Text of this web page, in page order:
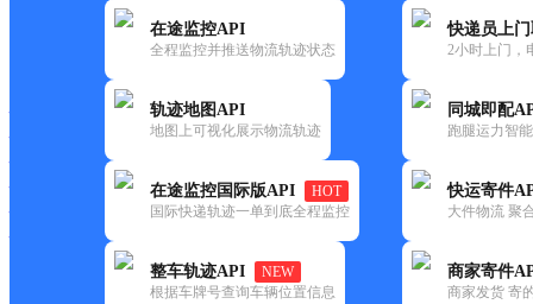
在途监控API
全程监控并推送物流轨迹状态
轨迹地图API
地图上可视化展示物流轨迹
在途监控国际版API
HOT
国际快递轨迹一单到底全程监控
整车轨迹API
NEW
根据车牌号查询车辆位置信息
快递员上
2小时上门，
同城即配
跑腿运力智
快运寄件
大件物流 聚
商家寄件
商家发货 寄
快运大全 快递时效